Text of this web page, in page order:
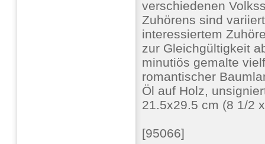
verschiedenen
Zuhörens sind
interessiertem
zur Gleichgültigkeit
minutiös gemalte
romantischer
Öl auf Holz,
21.5x29.5 cm (8 1/2
[95066]